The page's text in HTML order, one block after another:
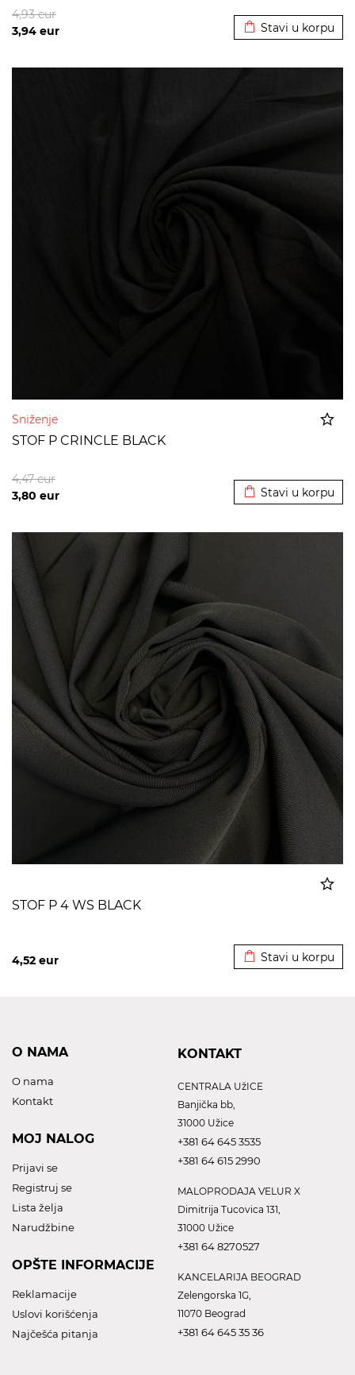
3,94 eur
4,93eur
Stavi u korpu
Sniženje
STOF P CRINCLE BLACK
3,80 eur
4,47eur
Stavi u korpu
STOF P 4 WS BLACK
4,52 eur Stavi u korpu
O NAMA
O nama
Kontakt
MOJ NALOG
Prijavi se
Registruj se
Lista želja
Narudžbine
OPŠTE INFORMACIJE
Reklamacije
Uslovi korišćenja
Najčešća pitanja
KONTAKT
CENTRALA UžICE
Banjička bb,
31000 Užice
+381 64 645 3535
+381 64 615 2990
MALOPRODAJA VELUR X
Dimitrija Tucovica 131,
31000 Užice
+381 64 8270527
KANCELARIJA BEOGRAD
Zelengorska 1G,
11070 Beograd
+381 64 645 35 36